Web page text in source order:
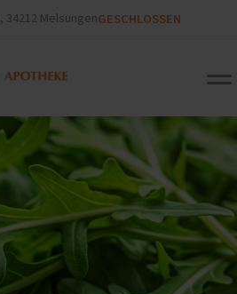
MelsungenGESCHLOSSEN